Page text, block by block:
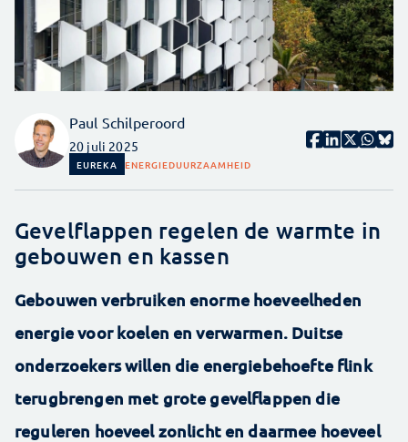
Paul Schilperoord
20 juli 2025
EUREKA ENERGIEDUURZAAMHEID
Gevelflappen regelen de warmte in
gebouwen en kassen
Gebouwen verbruiken enorme hoeveelheden
energie voor koelen en verwarmen. Duitse
onderzoekers willen die energiebehoefte flink
terugbrengen met grote gevelflappen die
reguleren hoeveel zonlicht en daarmee hoeveel